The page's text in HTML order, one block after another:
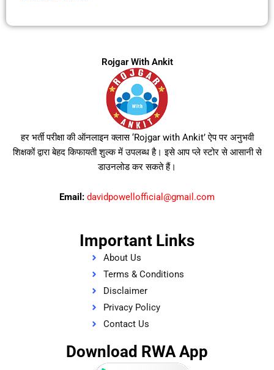
Rojgar With Ankit
हर भर्ती परीक्षा की ऑनलाइन क्लास ‘Rojgar with Ankit’ ऐप पर अनुभवी
शिक्षकों द्वारा बेहद किफायती शुल्क में उपलब्ध है। इसे आप प्ले स्टोर से आसानी से
डाउनलोड कर सकते हैं।
Email: davidpowellofficial@gmail.com
Important Links
About Us
Terms & Conditions
Disclaimer
Privacy Policy
Contact Us
Download RWA App